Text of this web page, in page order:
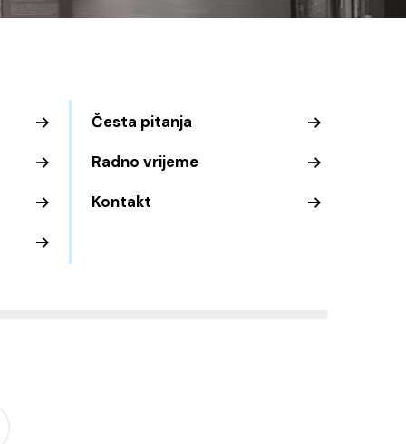
Česta pitanja
Radno vrijeme
Kontakt